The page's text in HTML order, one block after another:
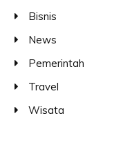
Bisnis
News
Pemerintah
Travel
Wisata